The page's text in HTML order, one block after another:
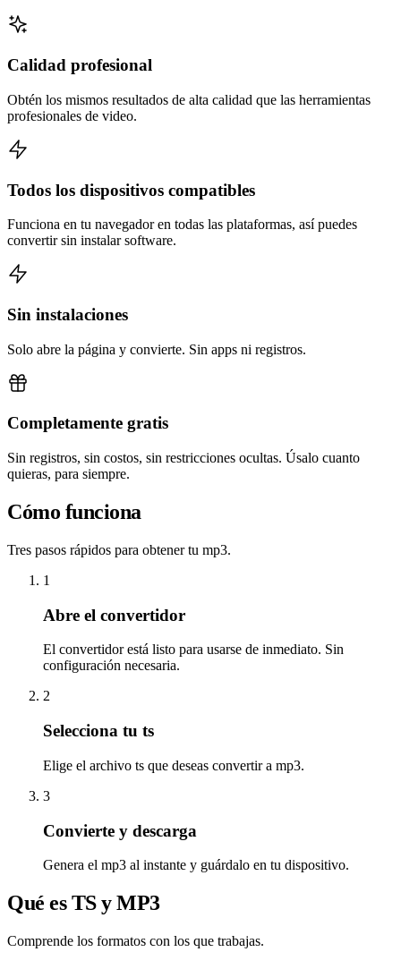
Calidad profesional
Obtén los mismos resultados de alta calidad que las herramientas
profesionales de video.
Todos los dispositivos compatibles
Funciona en tu navegador en todas las plataformas, así puedes
convertir sin instalar software.
Sin instalaciones
Solo abre la página y convierte. Sin apps ni registros.
Completamente gratis
Sin registros, sin costos, sin restricciones ocultas. Úsalo cuanto
quieras, para siempre.
Cómo funciona
Tres pasos rápidos para obtener tu mp3.
1
Abre el convertidor
El convertidor está listo para usarse de inmediato. Sin
configuración necesaria.
2
Selecciona tu ts
Elige el archivo ts que deseas convertir a mp3.
3
Convierte y descarga
Genera el mp3 al instante y guárdalo en tu dispositivo.
Qué es TS y MP3
Comprende los formatos con los que trabajas.